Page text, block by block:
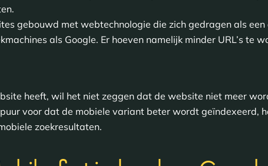
gebouwd met webtechnologie die zich gedragen als
als Google. Er hoeven namelijk minder URL’s te
heeft, wil het niet zeggen dat de website niet meer
voor dat de mobiele variant beter wordt geïndexeerd,
zoekresultaten.